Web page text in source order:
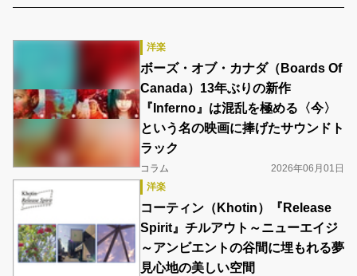
洋楽
ボーズ・オブ・カナダ（Boards Of
Canada）13年ぶりの新作
『Inferno』は混乱を極める〈今〉
という名の映画に捧げたサウンドト
ラック
コラム
2026年06月01日
洋楽
コーティン（Khotin）『Release
Spirit』チルアウト～ニューエイジ
～アンビエントの谷間に埋もれる夢
見心地の美しい空間